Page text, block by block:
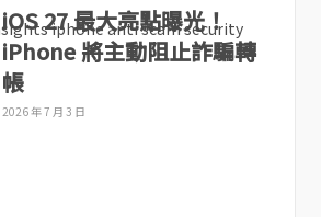
iOS 27 最大亮點曝光！
iPhone 將主動阻止詐騙轉
帳
2026 年 7 月 3 日